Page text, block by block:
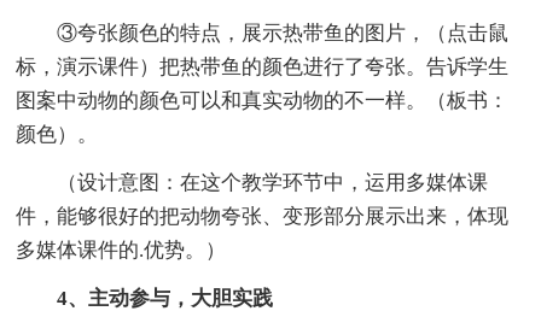
③夸张颜色的特点，展示热带鱼的图片，（点击鼠
标，演示课件）把热带鱼的颜色进行了夸张。告诉学生
图案中动物的颜色可以和真实动物的不一样。（板书：
颜色）。
（设计意图：在这个教学环节中，运用多媒体课
件，能够很好的把动物夸张、变形部分展示出来，体现
多媒体课件的.优势。）
4、主动参与，大胆实践